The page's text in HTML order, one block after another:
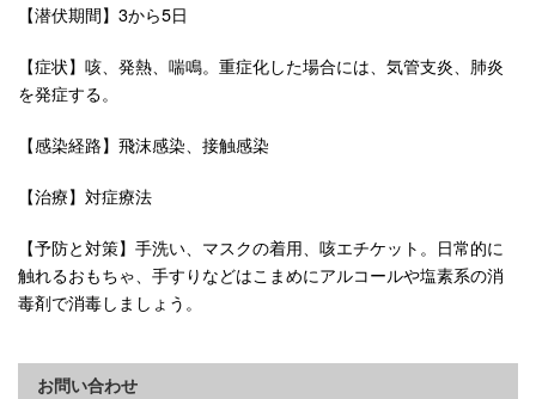
【潜伏期間】3から5日
【症状】咳、発熱、喘鳴。重症化した場合には、気管支炎、肺炎
を発症する。
【感染経路】飛沫感染、接触感染
【治療】対症療法
【予防と対策】手洗い、マスクの着用、咳エチケット。日常的に
触れるおもちゃ、手すりなどはこまめにアルコールや塩素系の消
毒剤で消毒しましょう。
お問い合わせ